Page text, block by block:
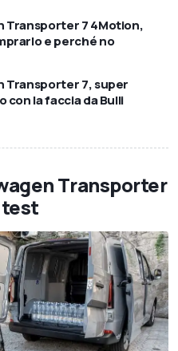
Transporter 7 4Motion,
e perché no
Transporter 7, super
con la faccia da Bulli
Transporter